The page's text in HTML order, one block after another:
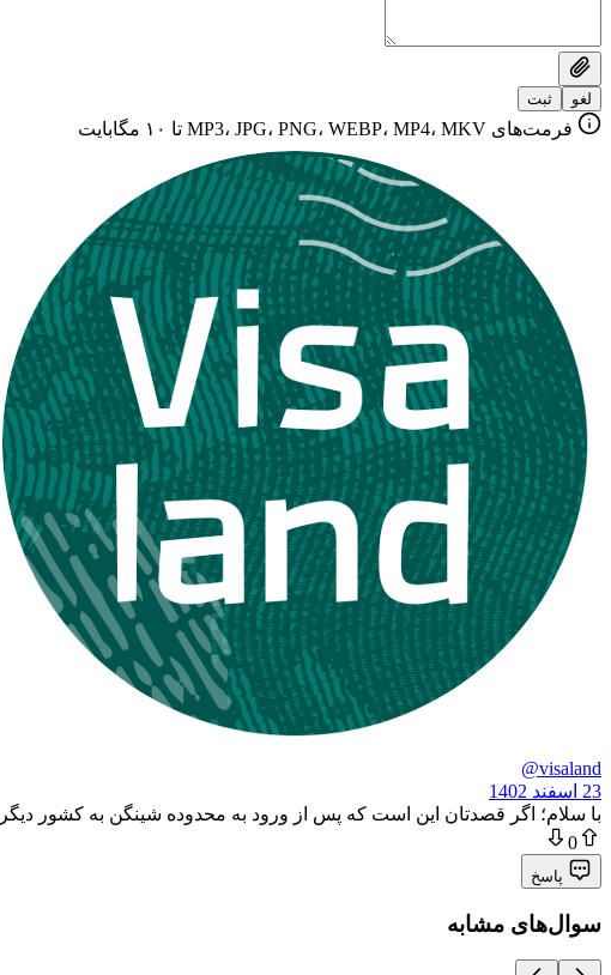
لغو ثبت
فرمت‌های MP3، JPG، PNG، WEBP، MP4، MKV تا ۱۰ مگابایت
@visaland
23 اسفند 1402
با سلام؛ اگر قصدتان این است که پس از ورود به محدوده شینگن به کشور
0
پاسخ
سوال‌های مشابه